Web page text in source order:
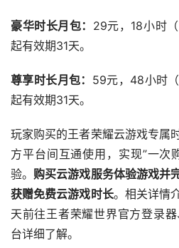
豪华时长月包： 29元，18小时
起有效期31天。
尊享时长月包： 59元，48小时
起有效期31天。
玩家购买的王者荣耀云游戏专属
方平台间互通使用，实现”一次
验。 购买云游戏服务体验游戏并
获赠免费云游戏时长。相关详情
天前往王者荣耀世界官方登录
台详细了解。